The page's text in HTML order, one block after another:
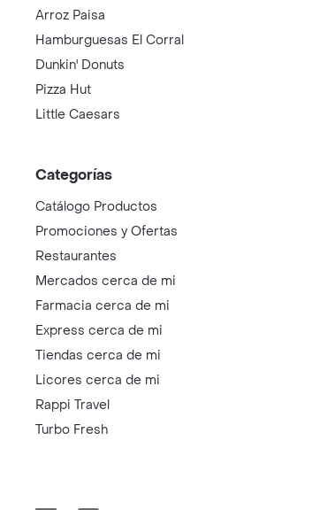
Arroz Paisa
Hamburguesas El Corral
Dunkin' Donuts
Pizza Hut
Little Caesars
Categorías
Catálogo Productos
Promociones y Ofertas
Restaurantes
Mercados cerca de mi
Farmacia cerca de mi
Express cerca de mi
Tiendas cerca de mi
Licores cerca de mi
Rappi Travel
Turbo Fresh